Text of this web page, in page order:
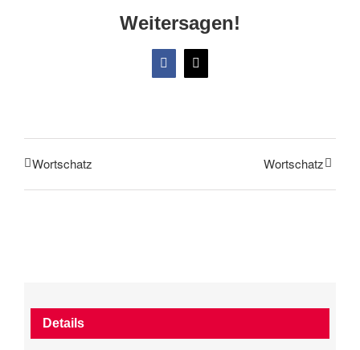
Weitersagen!
Facebook
X
Wortschatz Wortschatz
Details